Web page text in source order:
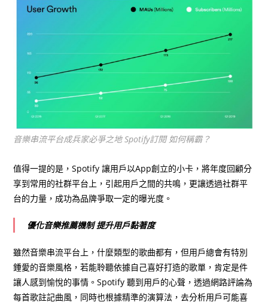
音樂串流平台成兵家必爭之地 Spotify訂閱 如何稱霸？
值得一提的是，Spotify 讓用戶以App創立的小卡，將年度回顧分
享到常用的社群平台上，引起用戶之間的共鳴，更讓透過社群平
台的力量，成功為品牌爭取一定的曝光度。
優化音樂推薦機制 提升用戶黏著度
雖然音樂串流平台上，什麼類型的歌曲都有，但用戶總會有特別
鍾愛的音樂風格，若能聆聽依據自己喜好打造的歌單，肯定是件
讓人感到愉悅的事情。Spotify 聽到用戶的心聲，透過網路評論為
每首歌註記曲風，同時也根據精準的演算法，去分析用戶可能喜